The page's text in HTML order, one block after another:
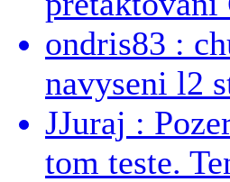
ondris83 :
navyseni l2
JJuraj :
tom teste.